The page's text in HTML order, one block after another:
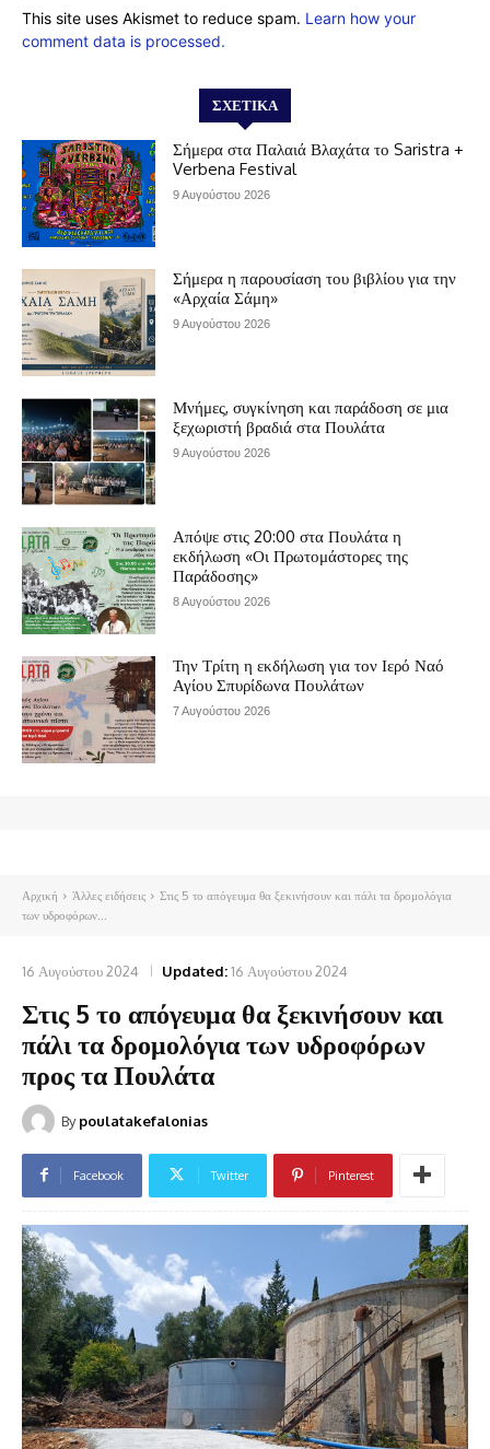
This site uses Akismet to reduce spam. Learn how your
comment data is processed.
ΣΧΕΤΙΚΆ
Σήμερα στα Παλαιά Βλαχάτα το Saristra +
Verbena Festival
9 Αυγούστου 2026
Σήμερα η παρουσίαση του βιβλίου για την
«Αρχαία Σάμη»
9 Αυγούστου 2026
Μνήμες, συγκίνηση και παράδοση σε μια
ξεχωριστή βραδιά στα Πουλάτα
9 Αυγούστου 2026
Απόψε στις 20:00 στα Πουλάτα η
εκδήλωση «Οι Πρωτομάστορες της
Παράδοσης»
8 Αυγούστου 2026
Την Τρίτη η εκδήλωση για τον Ιερό Ναό
Αγίου Σπυρίδωνα Πουλάτων
7 Αυγούστου 2026